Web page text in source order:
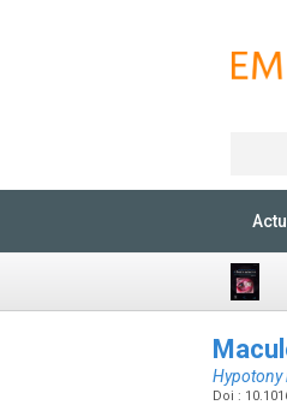
Hypotony
Doi :